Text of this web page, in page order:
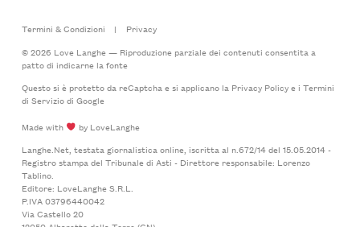
Termini & Condizioni |
Privacy
© 2026 Love Langhe — Riproduzione parziale dei contenuti consentita a
patto di indicarne la fonte
Questo si è protetto da reCaptcha e si applicano la Privacy Policye i Termini
di Serviziodi Google
Made with
by LoveLanghe
Langhe.Net, testata giornalistica online, iscritta al n.672/14 del 15.05.2014 -
Registro stampa del Tribunale di Asti - Direttore responsabile: Lorenzo
Tablino.
Editore: LoveLanghe S.R.L.
P.IVA 03796440042
Via Castello 20